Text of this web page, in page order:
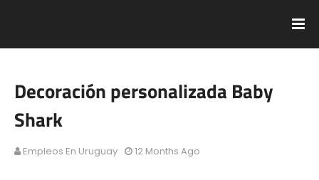
Decoración personalizada Baby
Shark
Empleos En Uruguay 12 Months Ago